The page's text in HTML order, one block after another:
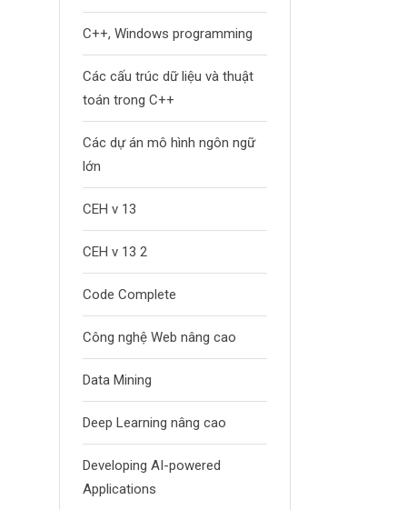
C++, Windows programming
Các cấu trúc dữ liệu và thuật
toán trong C++
Các dự án mô hình ngôn ngữ
lớn
CEH v 13
CEH v 13 2
Code Complete
Công nghệ Web nâng cao
Data Mining
Deep Learning nâng cao
Developing AI-powered
Applications